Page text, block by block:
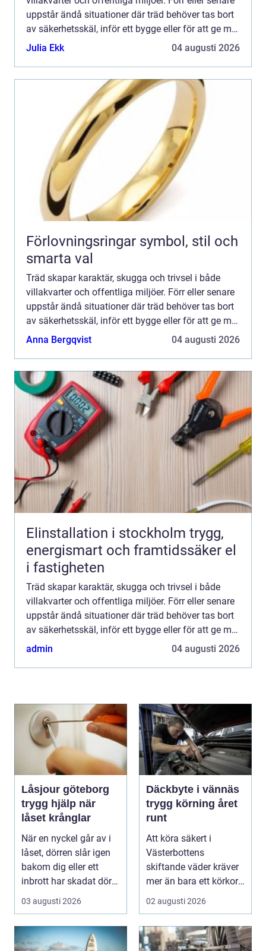
uppstår ändå situationer där träd behöver tas bort
av säkerhetsskäl, inför ett bygge eller för att ge mer
ljus åt hus och trädgård. Då blir trädfäl...
Julia Ekk 04 augusti 2026
Förlovningsringar symbol, stil och
smarta val
Träd skapar karaktär, skugga och trivsel i både
villakvarter och offentliga miljöer. Förr eller senare
uppstår ändå situationer där träd behöver tas bort
av säkerhetsskäl, inför ett bygge eller för att ge mer
ljus åt hus och trädgård. Då blir trädfäl...
Anna Bergqvist 04 augusti 2026
Elinstallation i stockholm trygg,
energismart och framtidssäker el
i fastigheten
Träd skapar karaktär, skugga och trivsel i både
villakvarter och offentliga miljöer. Förr eller senare
uppstår ändå situationer där träd behöver tas bort
av säkerhetsskäl, inför ett bygge eller för att ge mer
ljus åt hus och trädgård. Då blir trädfäl...
admin 04 augusti 2026
Låsjour göteborg
trygg hjälp när
låset krånglar
När en nyckel går av i
låset, dörren slår igen
bakom dig eller ett
inbrott har skadat dörr
och karm,...
03 augusti 2026
Däckbyte i vännäs
trygg körning året
runt
Att köra säkert i
Västerbottens
skiftande väder kräver
mer än bara ett körkort
och en pålitlig bil. ...
02 augusti 2026